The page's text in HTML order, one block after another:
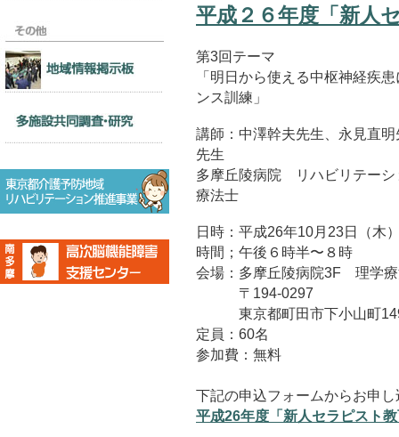
平成２６年度「新人
第3回テーマ
「明日から使える中枢神経疾
ンス訓練」
講師：中澤幹夫先生、永見直
先生
多摩丘陵病院 リハビリテー
療法士
日時：平成26年10月23日（木
時間；午後６時半〜８時
会場：多摩丘陵病院3F 理学
〒194-0297
東京都町田市下小山町
定員：60名
参加費：無料
下記の申込フォームからお申
平成26年度「新人セラピスト